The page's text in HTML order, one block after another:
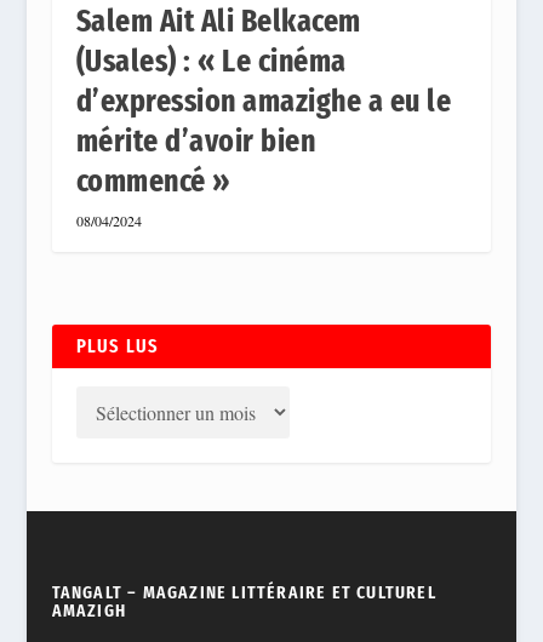
Salem Ait Ali Belkacem
(Usales) : « Le cinéma
d’expression amazighe a eu le
mérite d’avoir bien
commencé »
08/04/2024
PLUS LUS
TANGALT – MAGAZINE LITTÉRAIRE ET CULTUREL
AMAZIGH